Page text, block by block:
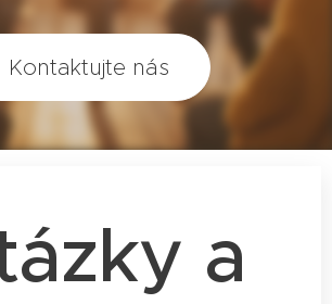
Kontaktujte nás
a